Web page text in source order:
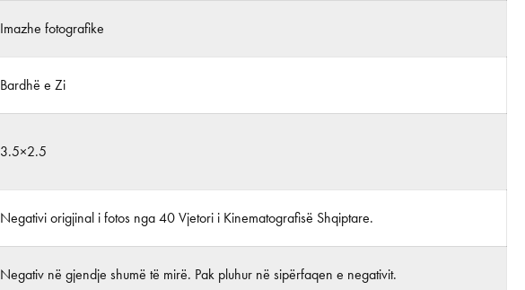
Imazhe fotografike
Bardhë e Zi
3.5×2.5
Negativi origjinal i fotos nga 40 Vjetori i Kinematografisë Shqiptare.
Negativ në gjendje shumë të mirë. Pak pluhur në sipërfaqen e negativit.